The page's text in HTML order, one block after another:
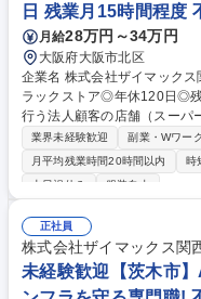
日 残業月15時間程度
月給28万円～34万円
大阪府大阪市北区
企業名 株式会社ザイマックス関西 求人名 【大阪】店舗管理/ス
ラックストア◎年休120日◎残業月15時間程
行う法人顧客の店舗（スーパ
設備の点検・修繕をお客様
や省エネ・コスト削減につながる提
トする役割です。 【主な業
結果や修繕内容の報告書作成 ・省エネ/
舗管理/スーパーやドラック
業界未経験歓迎 副業・Wワー
月平均残業時間20時間以内
時
土日祝休み
服装自由
正社員
株式会社ザイマックス関
未経験歓迎【茨木市